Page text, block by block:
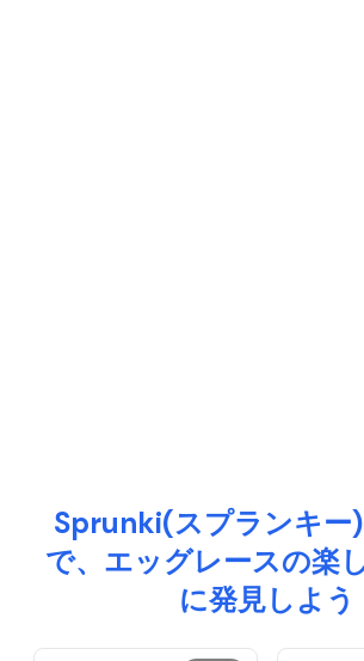
Sprunki(スプランキー
で、エッグレースの楽
に発見しよう